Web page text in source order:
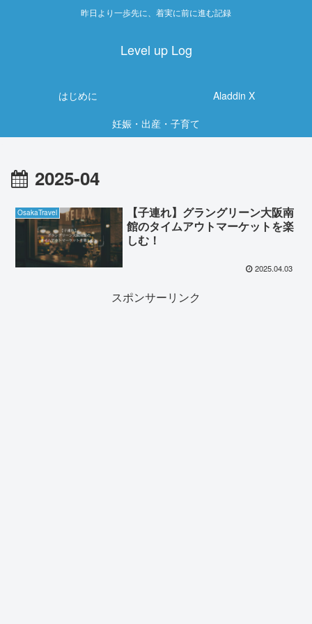
昨日より一歩先に、着実に前に進む記録
Level up Log
はじめに
Aladdin X
妊娠・出産・子育て
2025-04
OsakaTravel
【子連れ】グラングリーン大阪南
館のタイムアウトマーケットを楽
しむ！
2025.04.03
スポンサーリンク